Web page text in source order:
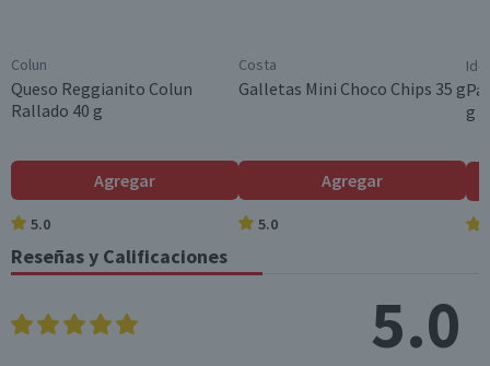
Colun
Queso Reggianito Colun
Rallado 40 g
Agregar
5.0
Costa
Galletas Mini Choco Chips 35 g
Agregar
5.0
g
Reseñas y Calificaciones
5.0